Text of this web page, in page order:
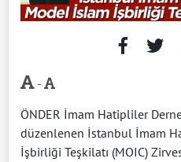
-
ÖNDER İmam Hatipliler
düzenlenen İstanbul İmam
İşbirliği Teşkilatı (MOIC)